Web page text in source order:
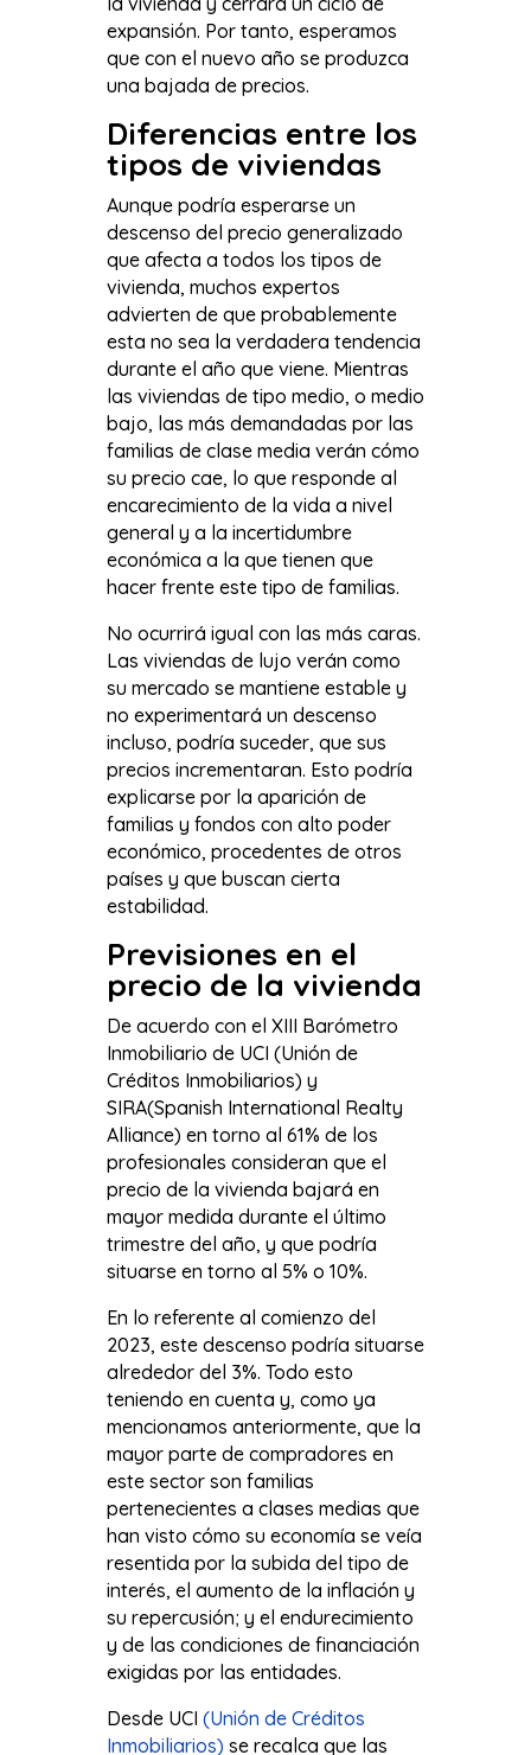
expansión. Por tanto, esperamos
que con el nuevo año se produzca
una bajada de precios.
Diferencias entre los
tipos de viviendas
Aunque podría esperarse un
descenso del precio generalizado
que afecta a todos los tipos de
vivienda, muchos expertos
advierten de que probablemente
esta no sea la verdadera tendencia
durante el año que viene. Mientras
las viviendas de tipo medio, o medio
bajo, las más demandadas por las
familias de clase media verán cómo
su precio cae, lo que responde al
encarecimiento de la vida a nivel
general y a la incertidumbre
económica a la que tienen que
hacer frente este tipo de familias.
No ocurrirá igual con las más caras.
Las viviendas de lujo verán como
su mercado se mantiene estable y
no experimentará un descenso
incluso, podría suceder, que sus
precios incrementaran. Esto podría
explicarse por la aparición de
familias y fondos con alto poder
económico, procedentes de otros
países y que buscan cierta
estabilidad.
Previsiones en el
precio de la vivienda
De acuerdo con el XIII Barómetro
Inmobiliario de UCI (Unión de
Créditos Inmobiliarios) y
SIRA(Spanish International Realty
Alliance) en torno al 61% de los
profesionales consideran que el
precio de la vivienda bajará en
mayor medida durante el último
trimestre del año, y que podría
situarse en torno al 5% o 10%.
En lo referente al comienzo del
2023, este descenso podría situarse
alrededor del 3%. Todo esto
teniendo en cuenta y, como ya
mencionamos anteriormente, que la
mayor parte de compradores en
este sector son familias
pertenecientes a clases medias que
han visto cómo su economía se veía
resentida por la subida del tipo de
interés, el aumento de la inflación y
su repercusión; y el endurecimiento
y de las condiciones de financiación
exigidas por las entidades.
Desde UCI (Unión de Créditos
Inmobiliarios) se recalca que las